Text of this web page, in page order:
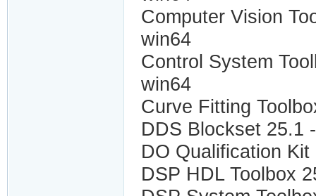
Computer Vision
win64
Control System
win64
Curve Fitting
DDS Blockset 25.1
DO Qualification
DSP HDL Toolbox